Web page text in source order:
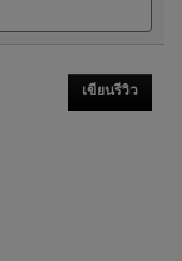
เขียนรีวิว
การ